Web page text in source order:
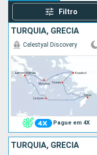
Filtro
TURQUIA, GRÉCIA
Pague em 4X
Celestyal Discovery
TURQUIA, GRÉCIA